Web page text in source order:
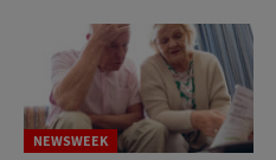
NEWSWEEK